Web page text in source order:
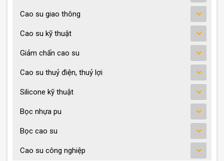
Cao su giao thông
Cao su kỹ thuật
Giảm chấn cao su
Cao su thuỷ điện, thuỷ lợi
Silicone kỹ thuật
Bọc nhựa pu
Bọc cao su
Cao su công nghiệp